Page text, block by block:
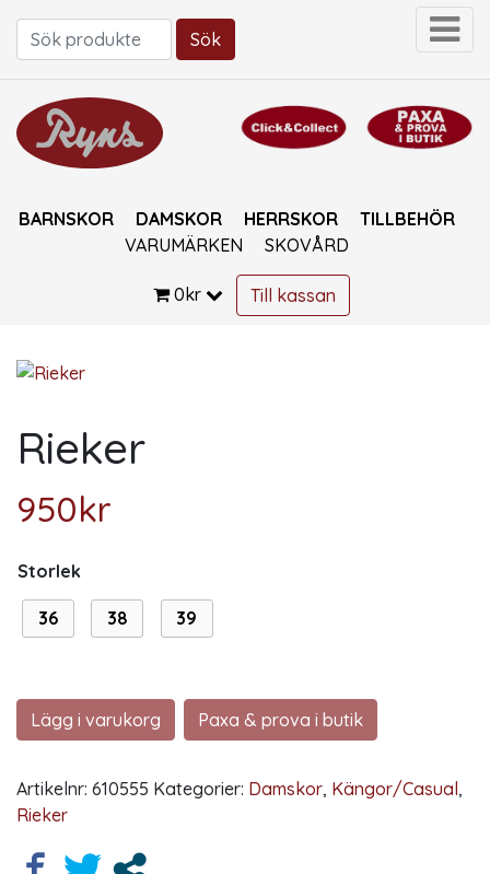
Sök efter:
Sök
BARNSKOR DAMSKOR HERRSKOR
TILLBEHÖR
VARUMÄRKEN
SKOVÅRD
0kr Till kassan
Rieker
950kr
Storlek
36 38 39
Lägg i varukorg Paxa & prova i butik
Artikelnr: 610555 Kategorier: Damskor, Kängor/Casual,
Rieker